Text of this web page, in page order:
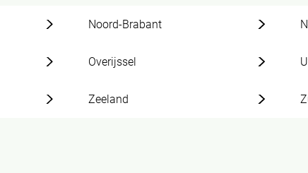
Noord-Brabant
Overijssel
Zeeland